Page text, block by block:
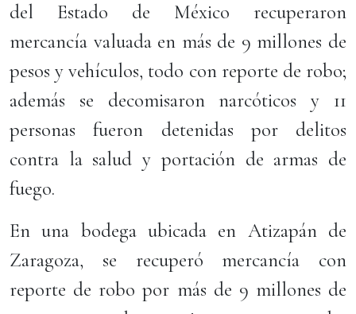
del Estado de México recuperaron
mercancía valuada en más de 9 millones de
pesos y vehículos, todo con reporte de robo;
además se decomisaron narcóticos y 11
personas fueron detenidas por delitos
contra la salud y portación de armas de
fuego.
En una bodega ubicada en Atizapán de
Zaragoza, se recuperó mercancía con
reporte de robo por más de 9 millones de